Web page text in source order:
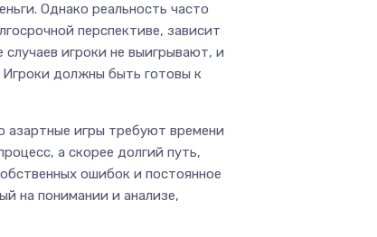
Однако реальность часто
перспективе, зависит
игроки не выигрывают, и
должны быть готовы к
азартные игры требуют времени
а скорее долгий путь,
ошибок и постоянное
на понимании и анализе,